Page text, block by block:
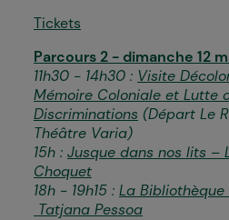
Tickets
Parcours 2 - dimanche 12
11h30 - 14h30 : Visite
Mémoire Coloniale et Lutte
Discriminations (Départ Le
Théâtre Varia)
15h : Jusque dans nos lits –
Choquet
18h - 19h15 : La
Tatjana Pessoa